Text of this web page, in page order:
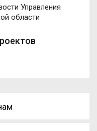
Управления
области